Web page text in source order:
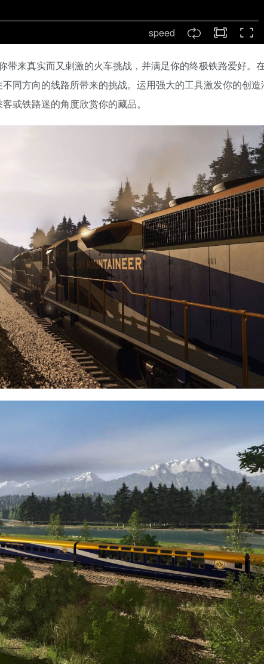
speed
带来真实而又刺激的火车挑战，并满足你的终极铁路爱好。
同方向的线路所带来的挑战。运用强大的工具激发你的创造
或铁路迷的角度欣赏你的藏品。